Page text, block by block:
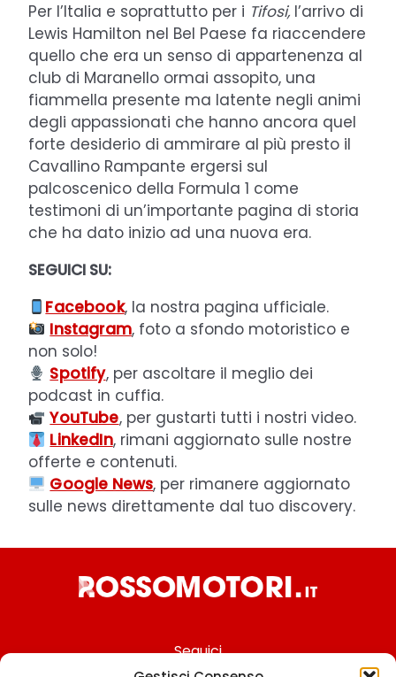
Per l’Italia e soprattutto per i Tifosi, l’arrivo di
Lewis Hamilton nel Bel Paese fa riaccendere
quello che era un senso di appartenenza al
club di Maranello ormai assopito, una
fiammella presente ma latente negli animi
degli appassionati che hanno ancora quel
forte desiderio di ammirare al più presto il
Cavallino Rampante ergersi sul
palcoscenico della Formula 1 come
testimoni di un’importante pagina di storia
che ha dato inizio ad una nuova era.
SEGUICI SU:
Facebook, la nostra pagina ufficiale.
Instagram, foto a sfondo motoristico e
non solo!
Spotify, per ascoltare il meglio dei
podcast in cuffia.
YouTube, per gustarti tutti i nostri video.
LinkedIn, rimani aggiornato sulle nostre
offerte e contenuti.
Google News, per rimanere aggiornato
sulle news direttamente dal tuo discovery.
Seguici